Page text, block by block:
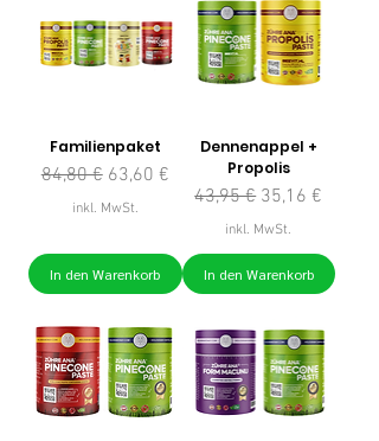
Familienpaket
Standardpreis
84,80 € Sale-Preis
63,60 €
inkl. MwSt.
In den Warenkorb
Dennenappel +
Propolis
Standardpreis
43,95 € Sale-Preis
35,16 €
inkl. MwSt.
In den Warenkorb